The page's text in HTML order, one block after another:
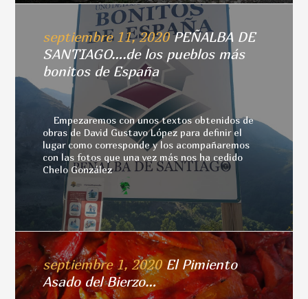
septiembre 11, 2020 PEÑALBA DE
SANTIAGO….de los pueblos más
bonitos de España
Empezaremos con unos textos obtenidos de
obras de David Gustavo López para definir el
lugar como corresponde y los acompañaremos
con las fotos que una vez más nos ha cedido
Chelo González
septiembre 1, 2020 El Pimiento
Asado del Bierzo…